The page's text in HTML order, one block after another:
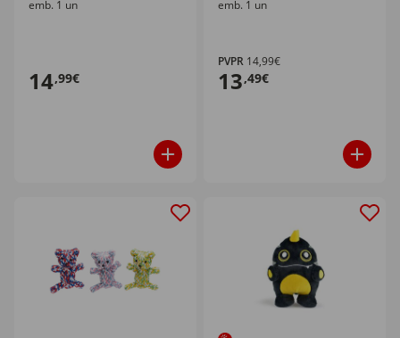
emb. 1 un
14,99€
emb. 1 un
PVPR 14,99€
13,49€